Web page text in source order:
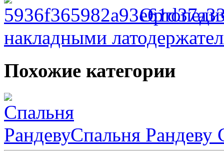
накладными
Похожие категории
Спальня Рандеву